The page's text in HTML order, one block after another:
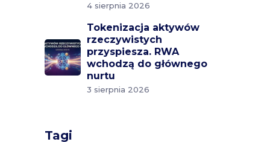
4 sierpnia 2026
Tokenizacja aktywów
rzeczywistych
przyspiesza. RWA
wchodzą do głównego
nurtu
3 sierpnia 2026
Tagi